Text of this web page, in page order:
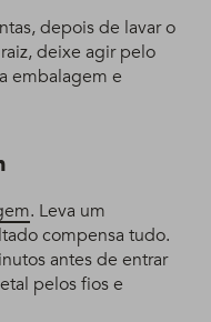
depois de lavar o
deixe agir pelo
embalagem e
. Leva um
compensa tudo.
antes de entrar
pelos fios e